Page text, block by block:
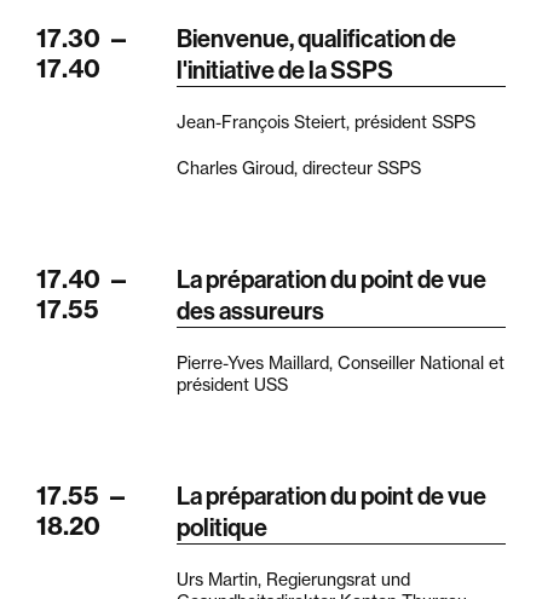
17.30 —
17.40
Bienvenue, qualification de
l'initiative de la SSPS
Jean-François Steiert, président SSPS
Charles Giroud, directeur SSPS
17.40 —
17.55
La préparation du point de vue
des assureurs
Pierre-Yves Maillard, Conseiller National et
président USS
17.55 —
18.20
La préparation du point de vue
politique
Urs Martin, Regierungsrat und